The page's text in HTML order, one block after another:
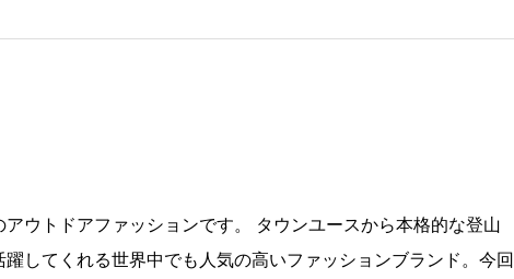
ウトドアファッションです。 タウンユースから本格的な登山
してくれる世界中でも人気の高いファッションブランド。今回